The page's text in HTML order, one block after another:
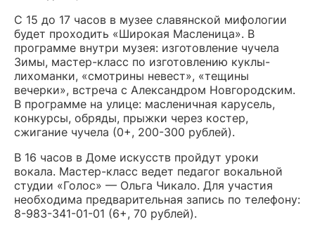
С 15 до 17 часов в музее славянской мифологии
будет проходить «Широкая Масленица». В
программе внутри музея: изготовление чучела
Зимы, мастер-класс по изготовлению куклы-
лихоманки, «смотрины невест», «тещины
вечерки», встреча с Александром Новгородским.
В программе на улице: масленичная карусель,
конкурсы, обряды, прыжки через костер,
сжигание чучела (0+, 200-300 рублей).
В 16 часов в Доме искусств пройдут уроки
вокала. Мастер-класс ведет педагог вокальной
студии «Голос» — Ольга Чикало. ​Для участия
необходима предварительная запись по телефону:
8-983-341-01-01 (6+, 70 рублей).